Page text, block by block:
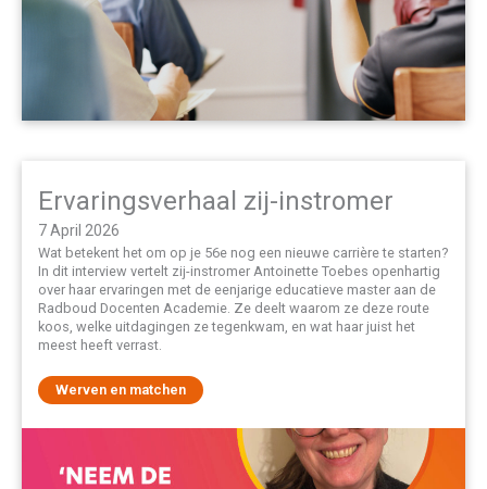
Ervaringsverhaal zij-instromer
7 April 2026
Wat betekent het om op je 56e nog een nieuwe carrière te starten?
In dit interview vertelt zij-instromer Antoinette Toebes openhartig
over haar ervaringen met de eenjarige educatieve master aan de
Radboud Docenten Academie. Ze deelt waarom ze deze route
koos, welke uitdagingen ze tegenkwam, en wat haar juist het
meest heeft verrast.
Werven en matchen